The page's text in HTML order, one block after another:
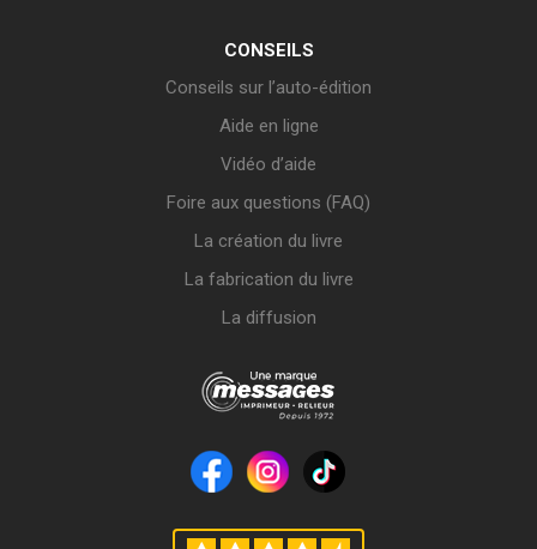
CONSEILS
Conseils sur l’auto-édition
Aide en ligne
Vidéo d’aide
Foire aux questions (FAQ)
La création du livre
La fabrication du livre
La diffusion